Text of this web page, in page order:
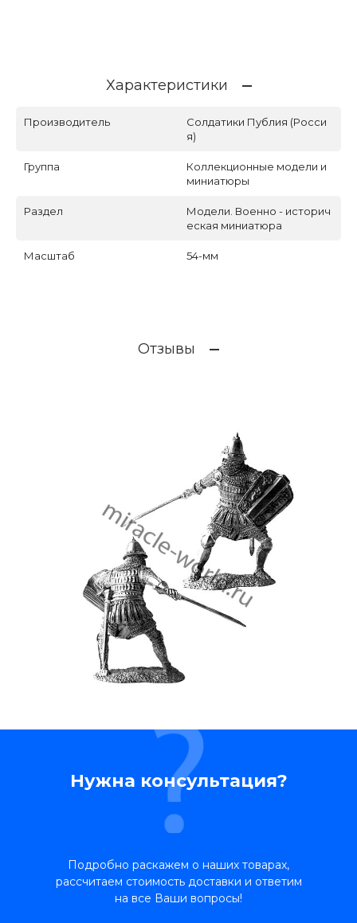
Характеристики
Производитель
Солдатики Публия (Росси
я)
Группа
Коллекционные модели и
миниатюры
Раздел
Модели. Военно - историч
еская миниатюра
Масштаб 54-мм
Отзывы
Нужна консультация?
Подробно раскажем о наших товарах,
рассчитаем стоимость доставки и ответим
на все Ваши вопросы!